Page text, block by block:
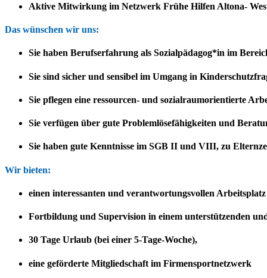
Aktive Mitwirkung im Netzwerk Frühe Hilfen Altona-
Das wünschen wir uns:
Sie haben Berufserfahrung als Sozialpädagog*in im
Sie sind sicher und sensibel im Umgang in
Sie pflegen eine ressourcen- und sozialraumorientierte
Sie verfügen über gute Problemlösefähigkeiten und
Sie haben gute Kenntnisse im SGB II und VIII, zu
Wir bieten:
einen interessanten und verantwortungsvollen
Fortbildung und Supervision in einem unterstützenden
30 Tage Urlaub (bei einer 5-Tage-Woche),
eine geförderte Mitgliedschaft im Firmensportnetzwerk